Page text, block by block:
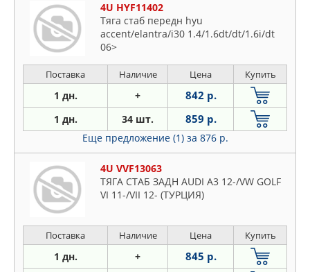
4U HYF11402
Тяга стаб передн hyu
accent/elantra/i30 1.4/1.6dt/dt/1.6i/dt
06>
Поставка Наличие Цена Купить
1 дн. + 842 р.
1 дн. 34 шт. 859 р.
Еще предложение (1) за 876 р.
4U VVF13063
ТЯГА СТАБ ЗАДН AUDI A3 12-/VW GOLF
VI 11-/VII 12- (ТУРЦИЯ)
Поставка Наличие Цена Купить
1 дн. + 845 р.